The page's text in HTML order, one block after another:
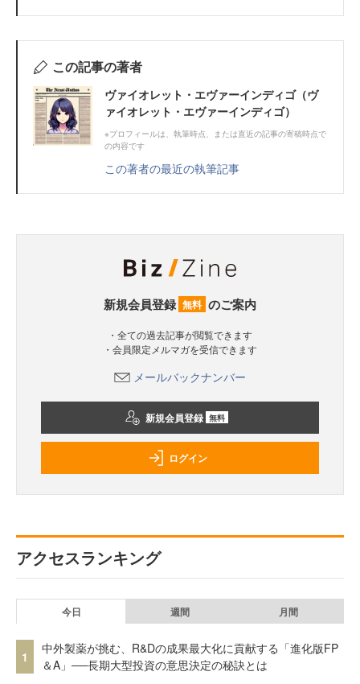
この記事の著者
ヴァイオレット・エヴァーインディゴ（ヴ
ァイオレット・エヴァーインディゴ）
※プロフィールは、執筆時点、または直近の記事の寄稿時点で
の内容です
この著者の最近の執筆記事
新規会員登録 無料 のご案内
・全ての過去記事が閲覧できます
・会員限定メルマガを受信できます
メールバックナンバー
新規会員登録 無料
ログイン
アクセスランキング
今日 週間 月間
1
中外製薬が挑む、R&Dの成果最大化に貢献する「進化版FP
＆A」──長期大型投資の意思決定の秘訣とは